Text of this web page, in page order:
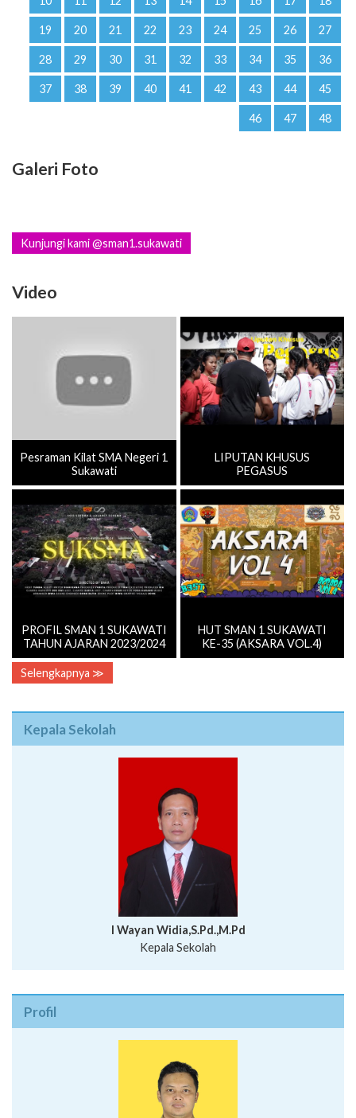
19 20 21 22 23 24 25 26 27
28 29 30 31 32 33 34 35 36
37 38 39 40 41 42 43 44 45
46 47 48
Galeri Foto
Kunjungi kami @sman1.sukawati
Video
Pesraman Kilat SMA Negeri 1
Sukawati
LIPUTAN KHUSUS
PEGASUS
PROFIL SMAN 1 SUKAWATI
TAHUN AJARAN 2023/2024
HUT SMAN 1 SUKAWATI
KE-35 (AKSARA VOL.4)
Selengkapnya ≫
Kepala Sekolah
I Wayan Widia,S.Pd.,M.Pd
Kepala Sekolah
Profil